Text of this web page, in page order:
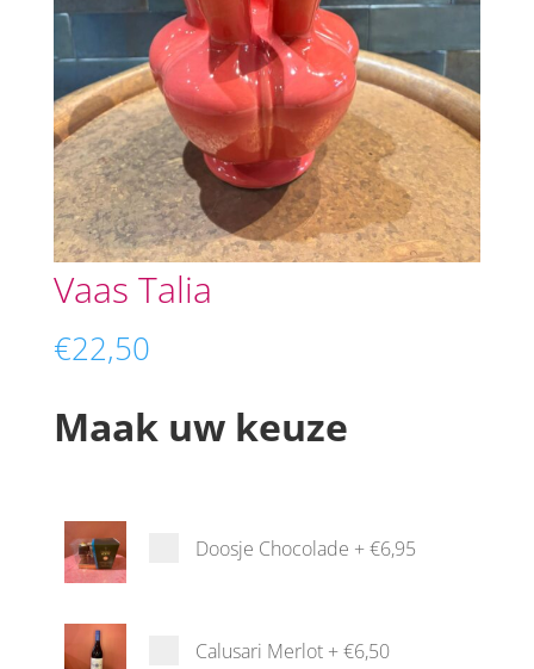
Vaas Talia
€22,50
Maak uw keuze
Doosje Chocolade +€6,95
Calusari Merlot +€6,50